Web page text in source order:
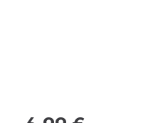
Regulärer Preis: